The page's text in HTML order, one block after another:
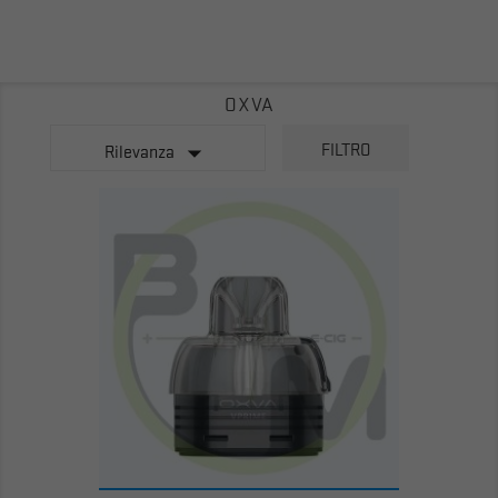
OXVA
Rilevanza  FILTRO